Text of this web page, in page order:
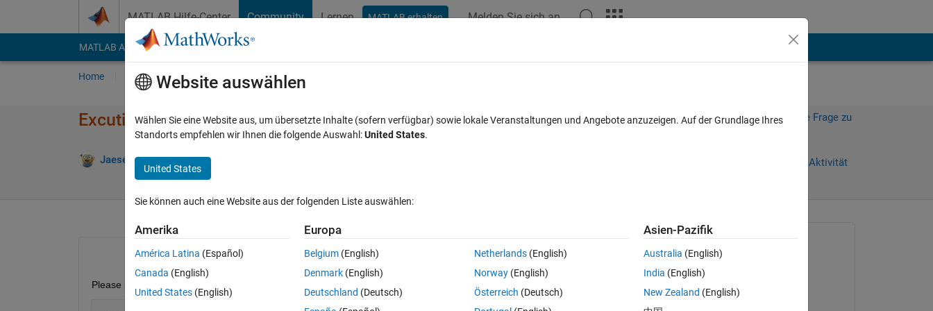
MATLAB Hilfe-Center Community Lernen MATLAB erhalten Melden Sie sich an
MATLAB Answers File Exchange Cody
Home Fragen Antworten Durchsuchen
Excuting event listeners asynchronously
Jaeseok 8 Dez. 2022
Melden Sie sich an, um diese Frage zu
Anmelden, um Aktivität
In MATLAB Online öffnen
Please run below
Jaeseok
am 8 Dez. 2022
Website auswählen
Wählen Sie eine Website aus, um übersetzte Inhalte (sofern verfügbar) sowie lokale Veranstaltungen und Angebote anzuzeigen. Auf der Grundlage Ihres
Standorts empfehlen wir Ihnen die folgende Auswahl:United States.
United States
Sie können auch eine Website aus der folgenden Liste auswählen:
Amerika
América Latina (Español)
Canada (English)
United States (English)
Europa
Belgium (English)
Denmark (English)
Deutschland (Deutsch)
Netherlands(English)
Norway(English)
Österreich (Deutsch)
Asien-Pazifik
Australia (English)
India (English)
New Zealand (English)